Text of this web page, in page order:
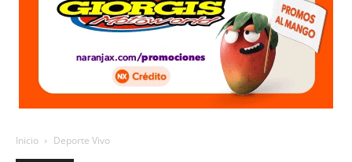
Inicio Deporte Vivo